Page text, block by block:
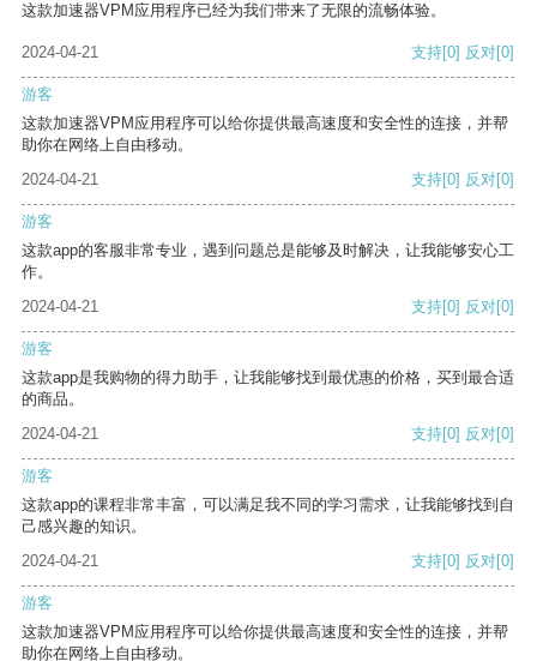
这款加速器VPM应用程序已经为我们带来了无限的流畅体验。
2024-04-21 支持[0] 反对[0]
游客
这款加速器VPM应用程序可以给你提供最高速度和安全性的连接，并帮
助你在网络上自由移动。
2024-04-21
支持[0] 反对[0]
游客
这款app的客服非常专业，遇到问题总是能够及时解决，让我能够安心工
作。
2024-04-21
支持[0] 反对[0]
游客
这款app是我购物的得力助手，让我能够找到最优惠的价格，买到最合适
的商品。
2024-04-21
支持[0] 反对[0]
游客
这款app的课程非常丰富，可以满足我不同的学习需求，让我能够找到自
己感兴趣的知识。
2024-04-21
支持[0] 反对[0]
游客
这款加速器VPM应用程序可以给你提供最高速度和安全性的连接，并帮
助你在网络上自由移动。